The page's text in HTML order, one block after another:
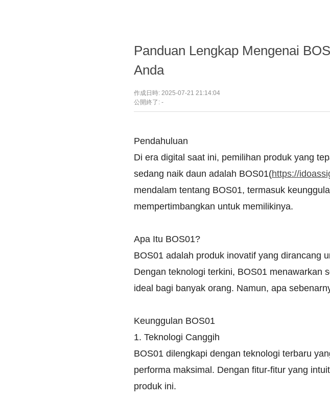
Panduan Lengkap Mengenai
Anda
作成日時: 2025-07-21 21:14:04
公開終了: -
Pendahuluan
Di era digital saat ini, pemilihan produk yang
sedang naik daun adalah BOS01(https://
mendalam tentang BOS01, termasuk
mempertimbangkan untuk memilikinya.
Apa Itu BOS01?
BOS01 adalah produk inovatif yang dirancang
Dengan teknologi terkini, BOS01 menawarkan
ideal bagi banyak orang. Namun, apa
Keunggulan BOS01
1. Teknologi Canggih
BOS01 dilengkapi dengan teknologi terbaru
performa maksimal. Dengan fitur-fitur yang
produk ini.